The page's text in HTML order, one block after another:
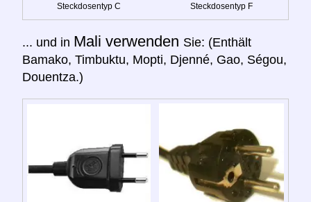
Steckdosentyp C Steckdosentyp F
... und in Mali verwenden Sie: (Enthält
Bamako, Timbuktu, Mopti, Djenné, Gao, Ségou,
Douentza.)